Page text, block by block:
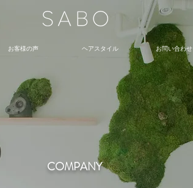
お客様の声 ヘアスタイル お問い合わせ
COMPANY